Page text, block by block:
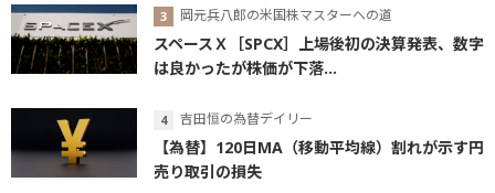
岡元兵八郎の米国株マスターへの道
スペースＸ［SPCX］上場後初の決算発表、数字
は良かったが株価が下落...
吉田恒の為替デイリー
【為替】120日MA（移動平均線）割れが示す円
売り取引の損失